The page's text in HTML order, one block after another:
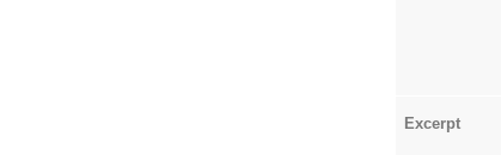
Excerpt